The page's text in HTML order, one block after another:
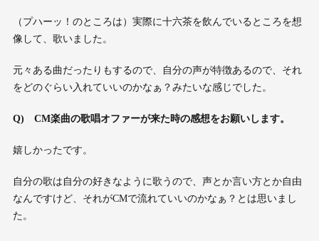
（プハーッ！のところは）実際に十六茶を飲んでいるところを想
像して、歌いました。
元々ある曲だったりもするので、自分の声が特徴あるので、それ
をどのぐらい入れていいのかなぁ？みたいな感じでした。
Q) CM楽曲の歌唱オファーが来た時の感想をお願いします。
嬉しかったです。
自分の歌は自分の好きなように歌うので、声とか言い方とか自由
なんですけど、それがCMで流れていいのかなぁ？とは思いまし
た。